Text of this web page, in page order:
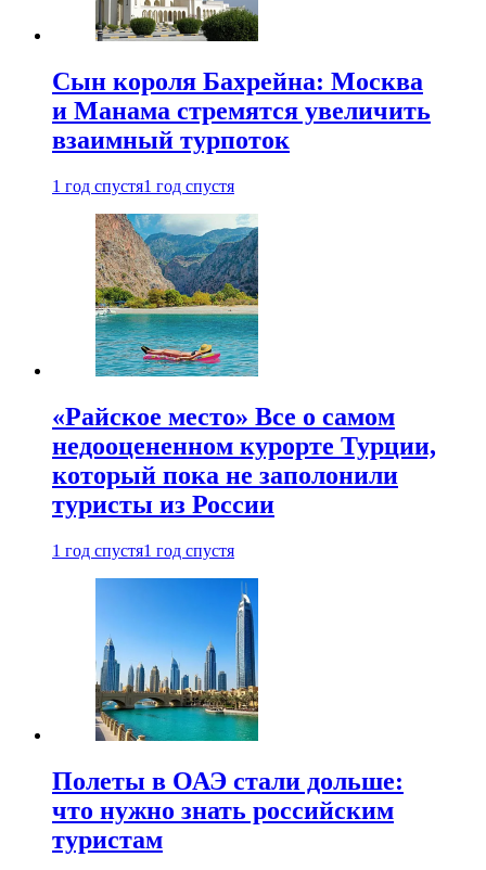
Сын короля Бахрейна: Москва
и Манама стремятся увеличить
взаимный турпоток
1 год спустя1 год спустя
«Райское место» Все о самом
недооцененном курорте Турции,
который пока не заполонили
туристы из России
1 год спустя1 год спустя
Полеты в ОАЭ стали дольше:
что нужно знать российским
туристам